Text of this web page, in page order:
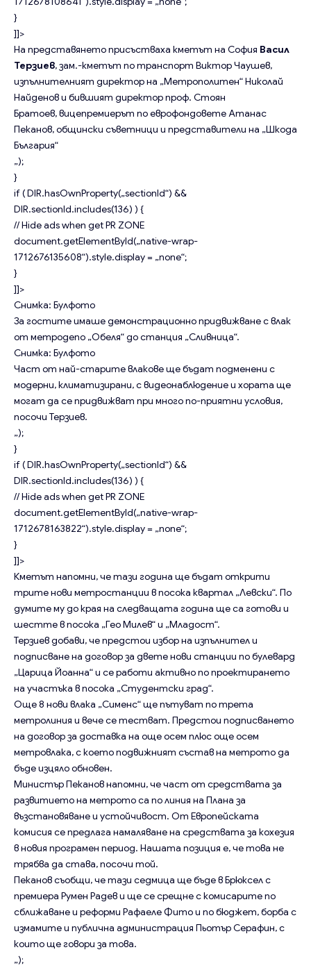
}
]]>
На представянето присъстваха кметът на София Васил
Терзиев, зам.-кметът по транспорт Виктор Чаушев,
изпълнителният директор на „Метрополитен“ Николай
Найденов и бившият директор проф. Стоян
Братоев, вицепремиерът по еврофондовете Атанас
Пеканов, общински съветници и представители на „Шкода
България“
„);
}
if ( DIR.hasOwnProperty(„sectionId“) &&
DIR.sectionId.includes(136) ) {
// Hide ads when get PR ZONE
document.getElementById(„native-wrap-
1712676135608“).style.display = „none“;
}
]]>
Снимка: Булфото
За гостите имаше демонстрационно придвижване с влак
от метродепо „Обеля“ до станция „Сливница“.
Снимка: Булфото
Част от най-старите влакове ще бъдат подменени с
модерни, климатизирани, с видеонаблюдение и хората ще
могат да се придвижват при много по-приятни условия,
посочи Терзиев.
„);
}
if ( DIR.hasOwnProperty(„sectionId“) &&
DIR.sectionId.includes(136) ) {
// Hide ads when get PR ZONE
document.getElementById(„native-wrap-
1712678163822“).style.display = „none“;
}
]]>
Кметът напомни, че тази година ще бъдат открити
трите нови метростанции в посока квартал „Левски“. По
думите му до края на следващата година ще са готови и
шестте в посока „Гео Милев“ и „Младост“.
Терзиев добави, че предстои избор на изпълнител и
подписване на договор за двете нови станции по булевард
„Царица Йоанна“ и се работи активно по проектирането
на участъка в посока „Студентски град“.
Още 8 нови влака „Сименс“ ще пътуват по трета
метролиния и вече се тестват. Предстои подписването
на договор за доставка на още осем плюс още осем
метровлака, с което подвижният състав на метрото да
бъде изцяло обновен.
Министър Пеканов напомни, че част от средствата за
развитието на метрото са по линия на Плана за
възстановяване и устойчивост. От Европейската
комисия се предлага намаляване на средствата за кохезия
в новия програмен период. Нашата позиция е, че това не
трябва да става, посочи той.
Пеканов съобщи, че тази седмица ще бъде в Брюксел с
премиера Румен Радев и ще се срещне с комисарите по
сближаване и реформи Рафаеле Фито и по бюджет, борба с
измамите и публична администрация Пьотър Серафин, с
които ще говори за това.
„);